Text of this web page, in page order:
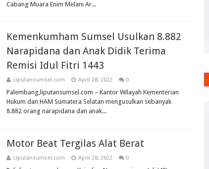
Cabang Muara Enim Melani Ar...
Kemenkumham Sumsel Usulkan 8.882
Narapidana dan Anak Didik Terima
Remisi Idul Fitri 1443
Liputansumsel.com April 28, 2022 0
Palembang,liputansumsel.com – Kantor Wilayah Kementerian
Hukum dan HAM Sumatera Selatan mengusulkan sebanyak
8.882 orang narapidana dan anak...
Motor Beat Tergilas Alat Berat
Liputansumsel.com April 28, 2022 0